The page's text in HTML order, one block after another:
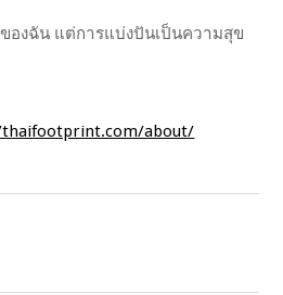
องฉัน แต่การแบ่งปันเป็นความสุข
about/